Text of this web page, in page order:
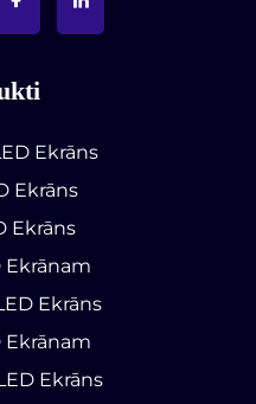
Ekrāns
Ekrāns
Ekrāns
Ekrānam
Ekrāns
Ekrānam
Ekrāns